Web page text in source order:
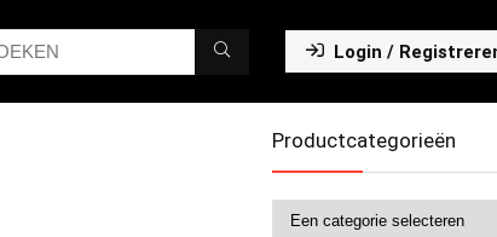
Login /
Productcategorieën